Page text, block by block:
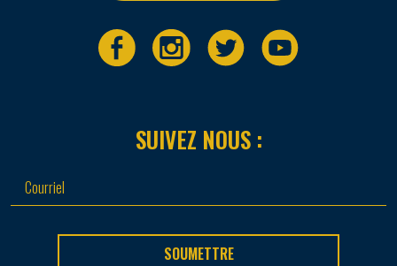
SUIVEZ NOUS :
SOUMETTRE